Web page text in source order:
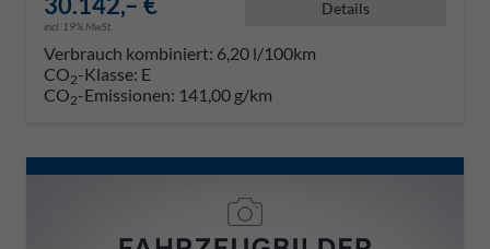
incl. 19% MwSt.
Details
Verbrauch kombiniert: 6,20 l/100km
CO2-Klasse: E
CO2-Emissionen: 141,00 g/km